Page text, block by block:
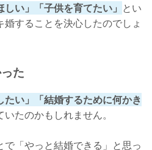
しい」「子供を育てたい」 とい
することを決心したのでしょ
た
たい」「結婚するために何かき
いたのかもしれません。
で「やっと結婚できる」と思っ